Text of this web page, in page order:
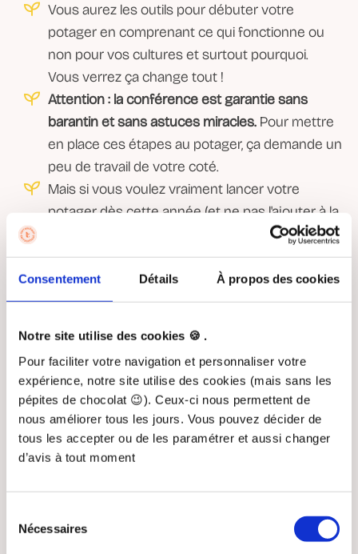
Consentement Détails À propos des cookies
Notre site utilise des cookies 🍪 .
Pour faciliter votre navigation et personnaliser votre
expérience, notre site utilise des cookies (mais sans les
pépites de chocolat 😉). Ceux-ci nous permettent de
nous améliorer tous les jours. Vous pouvez décider de
tous les accepter ou de les paramétrer et aussi changer
d’avis à tout moment
Nécessaires
Vous aurez les outils pour débuter votre
potager en comprenant ce qui fonctionne ou
non pour vos cultures et surtout pourquoi.
Vous verrez ça change tout !
Attention : la conférence est garantie sans
barantin et sans astuces miracles. Pour mettre
en place ces étapes au potager, ça demande un
peu de travail de votre coté.
Mais si vous voulez vraiment lancer votre
potager dès cette année (et ne pas l'ajouter à la
liste des bonnes résolutions pas tenues) vous
êtes au bon endroit.
Inscriptions ouvertes jusqu'au 17 Mars
2025 (inclus)
Inscrivez-vous dès maintenant !
Oui, je consens à recevoir les emails pour la
conférence en ligne et la newsletter Terra
School*
Je m'inscris à la conférence gratuite
* Votre email ne sera jamais partagé et vous pouvez